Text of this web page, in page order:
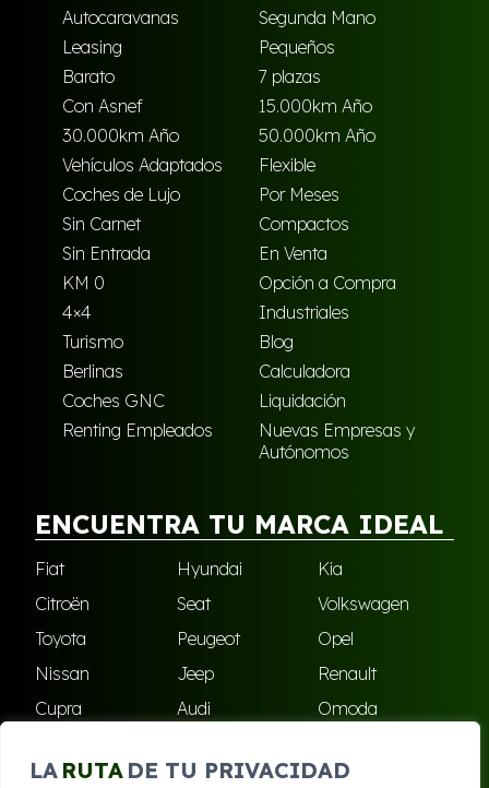
LA RUTA DE TU PRIVACIDAD
Autocaravanas
Segunda Mano
Leasing
Pequeños
Barato
7 plazas
Con Asnef
15.000km Año
30.000km Año
50.000km Año
Vehículos Adaptados
Flexible
Coches de Lujo
Por Meses
Sin Carnet
Compactos
Sin Entrada
En Venta
KM 0
Opción a Compra
4×4
Industriales
Turismo
Blog
Berlinas
Calculadora
Coches GNC
Liquidación
Renting Empleados
Nuevas Empresas y
Autónomos
ENCUENTRA TU MARCA IDEAL
Fiat Hyundai
Kia
Citroën
Seat
Volkswagen
Toyota
Peugeot
Opel
Nissan
Jeep
Renault
Cupra
Audi
Omoda
Skoda
Ford Todas las marcas